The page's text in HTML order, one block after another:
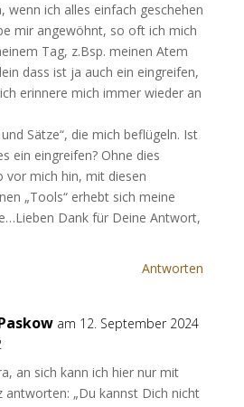
wenn ich alles einfach geschehen
mir angewöhnt, so oft ich mich
Tag, z.Bsp. meinen Atem
dass ist ja auch ein eingreifen,
erinnere mich immer wieder an
Sätze“, die mich beflügeln. Ist
ein eingreifen? Ohne dies
vor mich hin, mit diesen
„Tools“ erhebt sich meine
Dank für Deine Antwort,
Antworten
am 12. September 2024
an sich kann ich hier nur mit
antworten: „Du kannst Dich nicht